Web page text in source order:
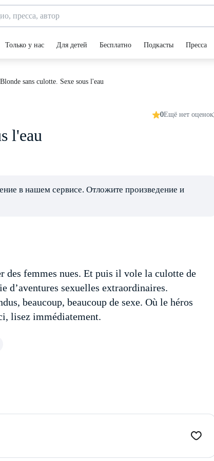
Только у нас Для детей Бесплатно Подкасты Пресса
Blonde sans culotte. Sexe sous l'eau
0Ещё нет оценок
l'eau
в нашем сервисе. Отложите произведение и
des femmes nues. Et puis il vole la culotte de
d’aventures sexuelles extraordinaires.
beaucoup, beaucoup de sexe. Où le héros
lisez immédiatement.